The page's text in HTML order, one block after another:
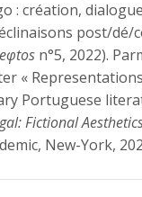
: création,
post/
n°5, 2022).
«
Portuguese
Fictional
New-York,